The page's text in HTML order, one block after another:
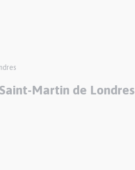
Martin de Londres